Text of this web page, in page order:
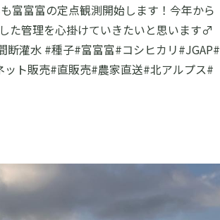
富富富の定点観測開始します！今年から
た管理を心掛けていきたいと思います‍♂️
灌水 #種子#富富富#コシヒカリ#JGAP#
ト販売#直販売#農家直送#北アルプス#